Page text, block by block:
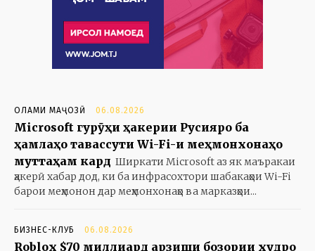
ОЛАМИ МАҶОЗӢ 06.08.2026
Microsoft гурӯҳи ҳакерии Русияро ба
ҳамлаҳо тавассути Wi-Fi-и меҳмонхонаҳо
муттаҳам кард Ширкати Microsoft аз як маъракаи
ҳакерӣ хабар дод, ки ба инфрасохтори шабакаҳои Wi-Fi
барои меҳмонон дар меҳмонхонаҳо ва марказҳои...
БИЗНЕС-КЛУБ 06.08.2026
Roblox $70 миллиард арзиши бозории худро